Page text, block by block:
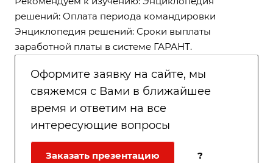
Оформите заявку на сайте, мы
свяжемся с Вами в ближайшее
время и ответим на все
интересующие вопросы
Заказать презентацию ?
решений: Оплата периода командировки
Энциклопедия решений: Сроки выплаты
заработной платы в системе ГАРАНТ.